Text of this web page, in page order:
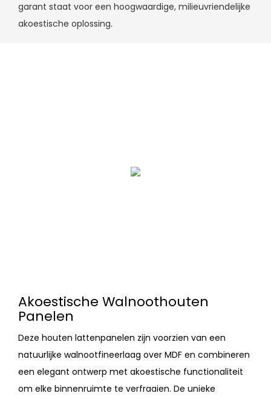
garant staat voor een hoogwaardige, milieuvriendelijke
akoestische oplossing.
Akoestische Walnoothouten
Panelen
Deze houten lattenpanelen zijn voorzien van een
natuurlijke walnootfineerlaag over MDF en combineren
een elegant ontwerp met akoestische functionaliteit
om elke binnenruimte te verfraaien. De unieke